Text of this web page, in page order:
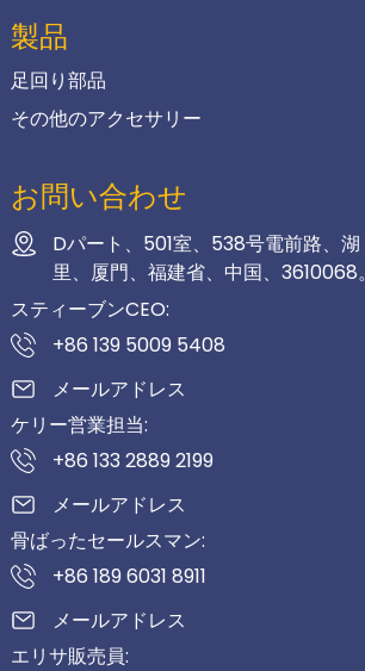
製品
足回り部品
その他のアクセサリー
お問い合わせ
Dパート、501室、538号電前路、湖
里、厦門、福建省、中国、3610068。
スティーブンCEO:
+86 139 5009 5408
メールアドレス
ケリー営業担当:
+86 133 2889 2199
メールアドレス
骨ばったセールスマン:
+86 189 6031 8911
メールアドレス
エリサ販売員: